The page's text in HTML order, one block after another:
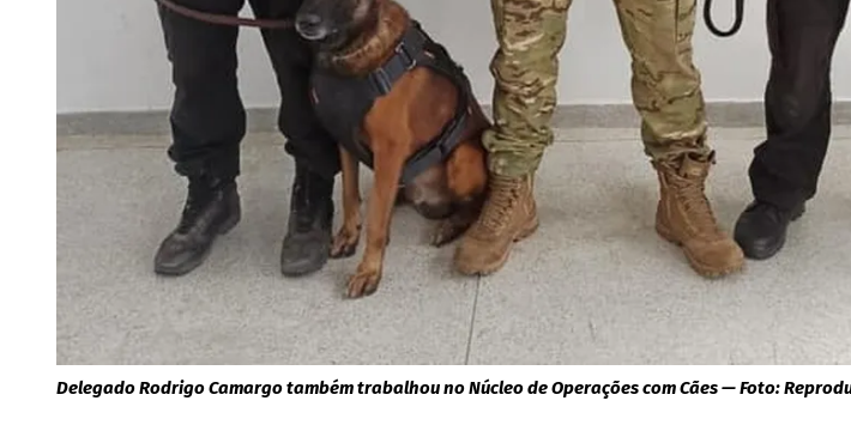
Delegado Rodrigo Camargo também trabalhou no Núcleo de Operações com Cães — Foto: